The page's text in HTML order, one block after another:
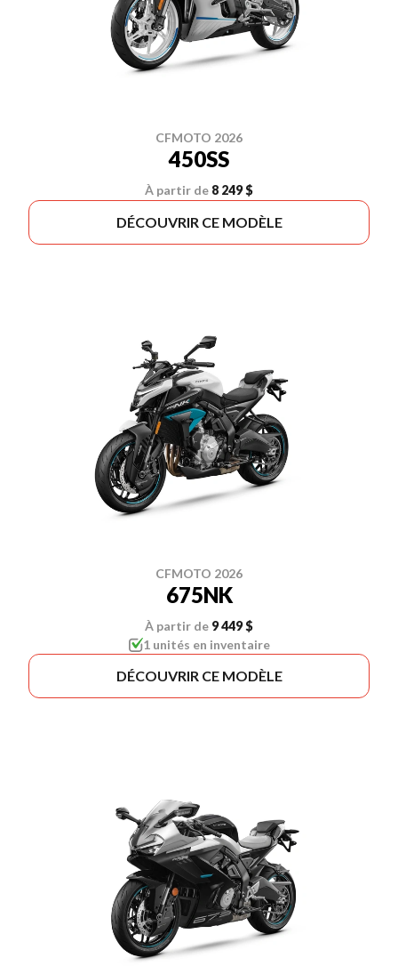
CFMOTO 2026
450SS
À partir de 8 249 $
DÉCOUVRIR CE MODÈLE
CFMOTO 2026
675NK
À partir de 9 449 $
1 unités en inventaire
DÉCOUVRIR CE MODÈLE